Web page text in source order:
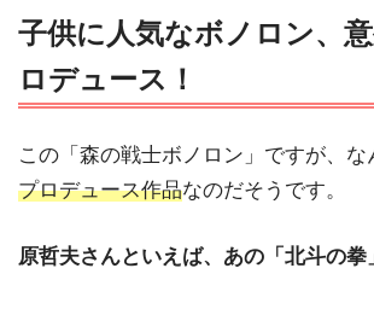
子供に人気なボノロン、
ロデュース！
この「森の戦士ボノロン」ですが、な
プロデュース作品なのだそうです。
原哲夫さんといえば、あの「北斗の拳